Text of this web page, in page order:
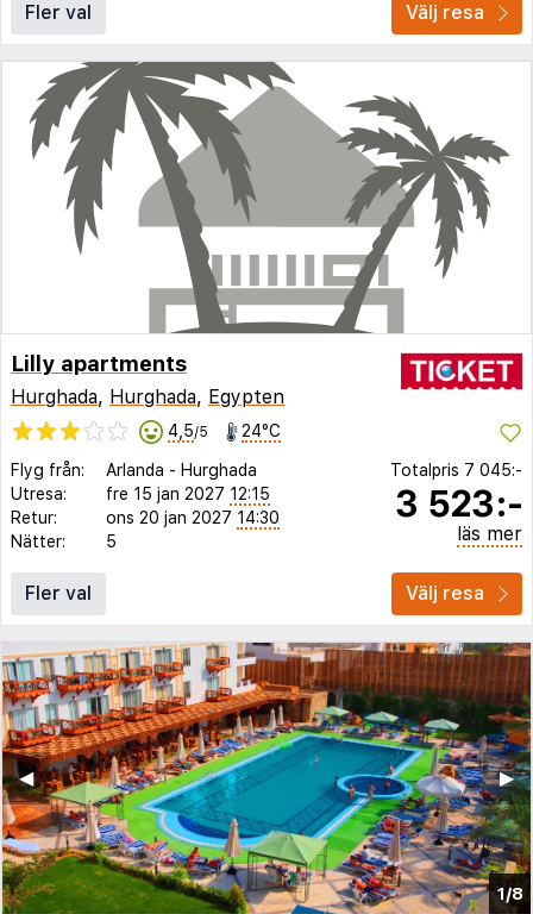
Fler val Välj resa
Lilly apartments
Hurghada, Hurghada, Egypten
4,5/5 24°C
Flyg från: Arlanda - Hurghada
Utresa:
fre 15 jan 2027 12:15
Retur:
ons 20 jan 2027 14:30
Nätter:
5
Totalpris 7 045:-
3 523:-
läs mer
Fler val Välj resa
1/8
▶︎
◀︎